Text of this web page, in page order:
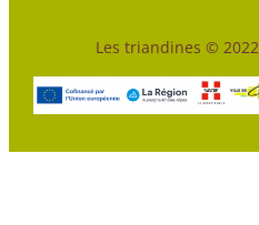
Les triandines ©